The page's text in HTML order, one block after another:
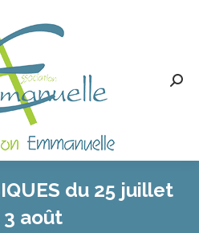
du 25 juillet
3 août